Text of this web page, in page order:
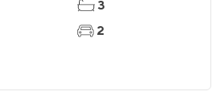
3
2